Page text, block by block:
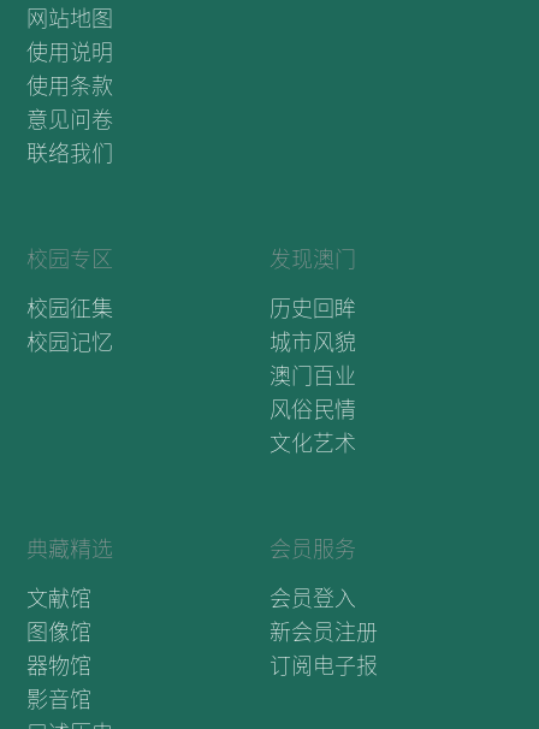
网站地图
使用说明
使用条款
意见问卷
联络我们
校园专区
校园征集
校园记忆
发现澳门
历史回眸
城市风貌
澳门百业
风俗民情
文化艺术
典藏精选
文献馆
图像馆
器物馆
影音馆
会员服务
会员登入
新会员注册
订阅电子报